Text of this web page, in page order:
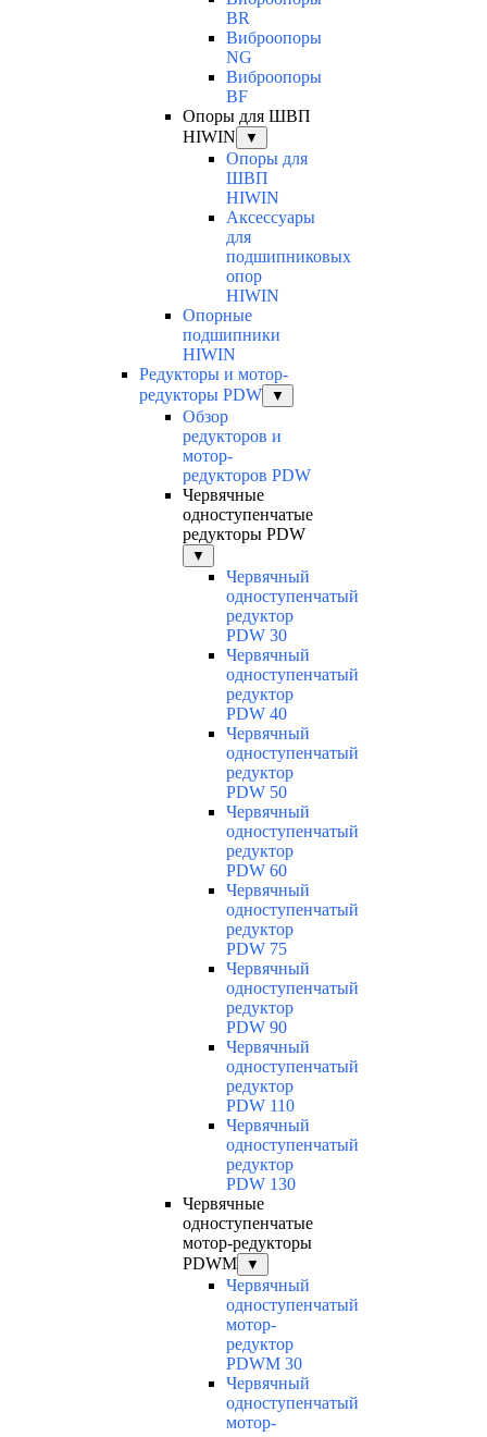
BR
Виброопоры
NG
Виброопоры
BF
Опоры для ШВП
HIWIN
▼
Опоры для
ШВП
HIWIN
Аксессуары
для
подшипниковых
опор
HIWIN
Опорные
подшипники
HIWIN
Редукторы и мотор-
редукторы PDW
▼
Обзор
редукторов и
мотор-
редукторов PDW
Червячные
одноступенчатые
редукторы PDW
▼
Червячный
одноступенчатый
редуктор
PDW 30
Червячный
одноступенчатый
редуктор
PDW 40
Червячный
одноступенчатый
редуктор
PDW 50
Червячный
одноступенчатый
редуктор
PDW 60
Червячный
одноступенчатый
редуктор
PDW 75
Червячный
одноступенчатый
редуктор
PDW 90
Червячный
одноступенчатый
редуктор
PDW 110
Червячный
одноступенчатый
редуктор
PDW 130
Червячные
одноступенчатые
мотор-редукторы
PDWM
▼
Червячный
одноступенчатый
мотор-
редуктор
PDWM 30
Червячный
одноступенчатый
мотор-